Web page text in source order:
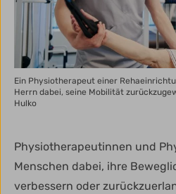
Ein Physiotherapeut einer
Herrn dabei, seine Mobilität
Hulko
Physiotherapeutinnen und
Menschen dabei, ihre
verbessern oder